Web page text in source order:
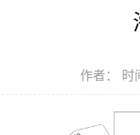
作者： 时